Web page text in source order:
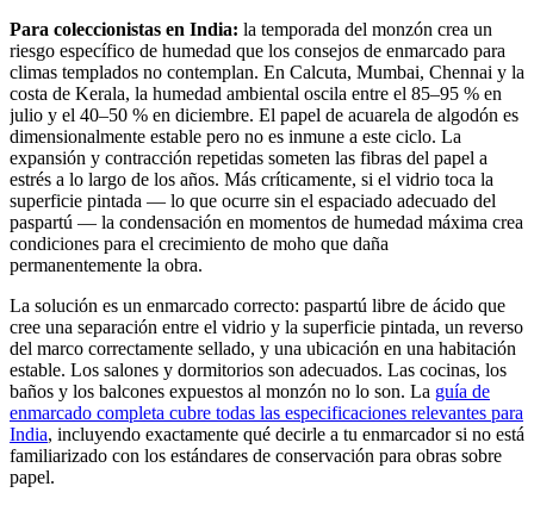
Para coleccionistas en India: la temporada del monzón crea un
riesgo específico de humedad que los consejos de enmarcado para
climas templados no contemplan. En Calcuta, Mumbai, Chennai y la
costa de Kerala, la humedad ambiental oscila entre el 85–95 % en
julio y el 40–50 % en diciembre. El papel de acuarela de algodón es
dimensionalmente estable pero no es inmune a este ciclo. La
expansión y contracción repetidas someten las fibras del papel a
estrés a lo largo de los años. Más críticamente, si el vidrio toca la
superficie pintada — lo que ocurre sin el espaciado adecuado del
paspartú — la condensación en momentos de humedad máxima crea
condiciones para el crecimiento de moho que daña
permanentemente la obra.
La solución es un enmarcado correcto: paspartú libre de ácido que
cree una separación entre el vidrio y la superficie pintada, un reverso
del marco correctamente sellado, y una ubicación en una habitación
estable. Los salones y dormitorios son adecuados. Las cocinas, los
baños y los balcones expuestos al monzón no lo son. La guía de
enmarcado completa cubre todas las especificaciones relevantes para
India, incluyendo exactamente qué decirle a tu enmarcador si no está
familiarizado con los estándares de conservación para obras sobre
papel.